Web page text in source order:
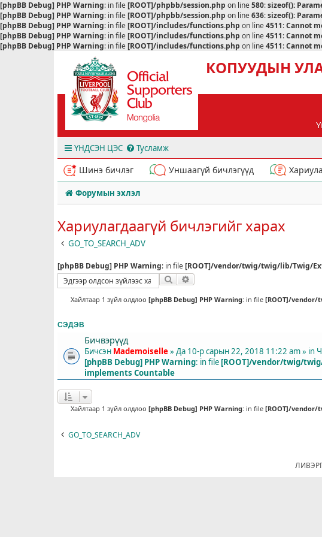
[phpBB Debug] PHP Warning: in file[ROOT]/phpbb/session.php on line580:sizeof():
[phpBB Debug] PHP Warning: in file[ROOT]/phpbb/session.php on line636:sizeof():
[phpBB Debug] PHP Warning: in file[ROOT]/includes/functions.php on line4511:Cannot
[phpBB Debug] PHP Warning: in file[ROOT]/includes/functions.php on line4511:Cannot
[phpBB Debug] PHP Warning: in file[ROOT]/includes/functions.php on line4511:Cannot
КОПУУДЫН
ҮНДСЭН ЦЭС Тусламж
Шинэ бичлэг Уншаагүй бичлэгүүд
Форумын эхлэл
Хариулагдаагүй бичлэгийг харах
GO_TO_SEARCH_ADV
[phpBB Debug] PHP Warning: in file[ROOT]/vendor/twig/twig/lib/Twig/
Хайлт
Хайлтаар 1 зүйл олдлоо [phpBB Debug] PHP Warning: in file [ROOT]/vendor/
СЭДЭВ
Бичвэрүүд
Бичсэн Mademoiselle» Да 10-р сарын 22, 2018 11:22 am » in
[phpBB Debug] PHP Warning: in file [ROOT]/vendor/twig/
implements Countable
Хайлтаар 1 зүйл олдлоо [phpBB Debug] PHP Warning: in file [ROOT]/vendor/
GO_TO_SEARCH_ADV